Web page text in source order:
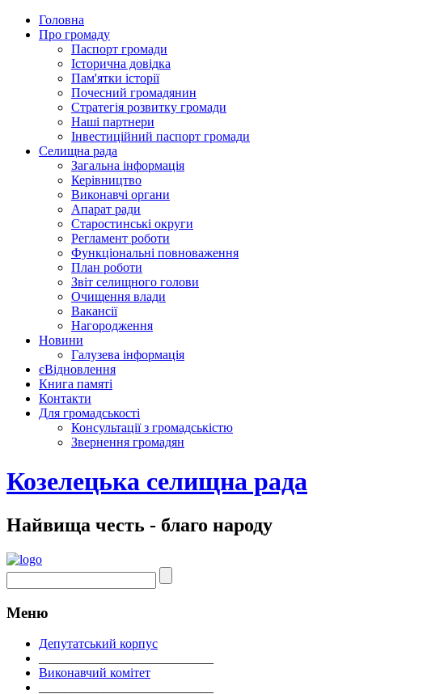
Головна
Про громаду
Паспорт громади
Історична довідка
Пам'ятки історії
Почесний громадянин
Стратегія розвитку громади
Наші партнери
Інвестиційний паспорт громади
Селищна рада
Загальна інформація
Керівництво
Виконавчі органи
Апарат ради
Старостинські округи
Регламент роботи
Функціональні повноваження
План роботи
Звіт селищного голови
Очищення влади
Вакансії
Нагородження
Новини
Галузева інформація
єВідновлення
Книга памяті
Контакти
Для громадськості
Консультації з громадськістю
Звернення громадян
Козелецька селищна рада
Найвища честь - благо народу
Меню
Депутатський корпус
Виконавчий комітет